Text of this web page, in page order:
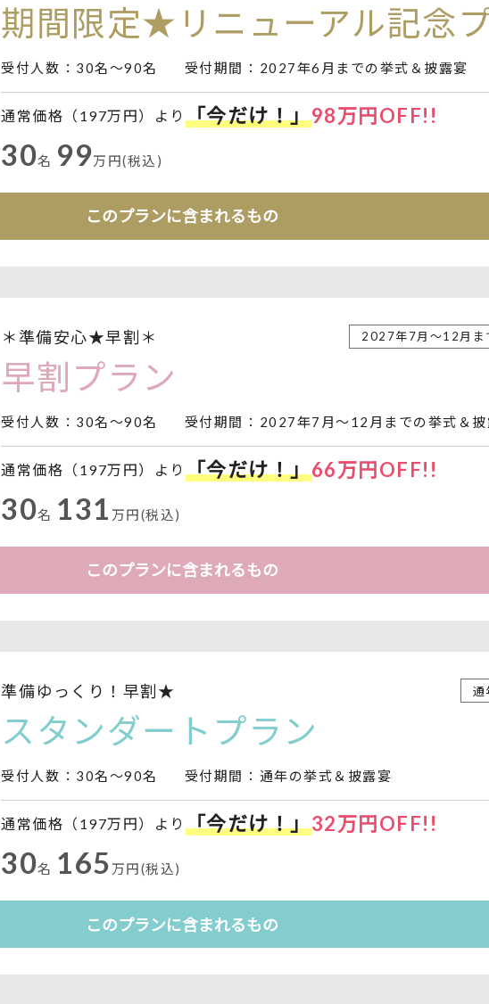
期間限定★リニューアル記念
受付人数 ：30名～90名 受付期間 ：2027年6月までの挙式＆披露宴
通常価格（197万円）より 「今だけ！」98万円OFF!!
30名 99万円(税込)
このプランに含まれるもの
＊準備安心★早割＊
早割プラン
2027年7月～12月ま
受付人数 ：30名～90名 受付期間 ：2027年7月～12月までの挙式＆披
通常価格（197万円）より 「今だけ！」66万円OFF!!
30名 131 万円(税込)
このプランに含まれるもの
準備ゆっくり！早割★
スタンダートプラン
通
受付人数 ：30名～90名 受付期間 ：通年の挙式＆披露宴
通常価格（197万円）より 「今だけ！」32万円OFF!!
30名 165 万円(税込)
このプランに含まれるもの